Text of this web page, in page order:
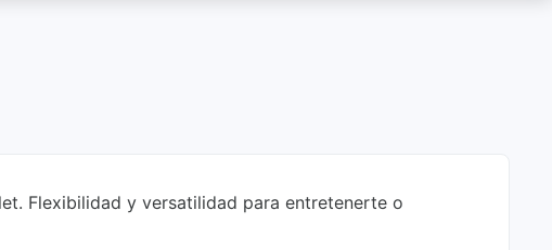
Flexibilidad y versatilidad para entretenerte o